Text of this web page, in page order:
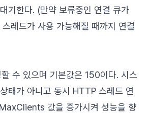
기한다. (만약 보류중인 연결 큐가
레드가 사용 가능해질 때까지 연결
수 있으며 기본값은 150이다. 시스
태가 아니고 동시 HTTP 스레드 연
값을 증가시켜 성능을 향